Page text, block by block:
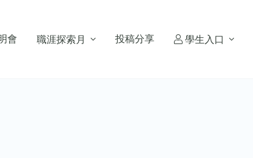
會 職涯探索月 投稿分享 學生入口